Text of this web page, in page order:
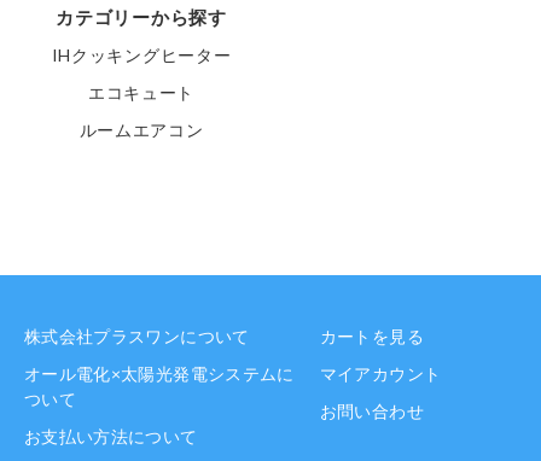
カテゴリーから探す
IHクッキングヒーター
エコキュート
ルームエアコン
株式会社プラスワンについて
オール電化×太陽光発電システムに
ついて
お支払い方法について
カートを見る
マイアカウント
お問い合わせ